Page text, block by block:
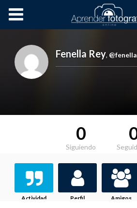
Cursos OnLine
Fenella Rey,
0
Siguiendo
Actividad Perfil Amigos